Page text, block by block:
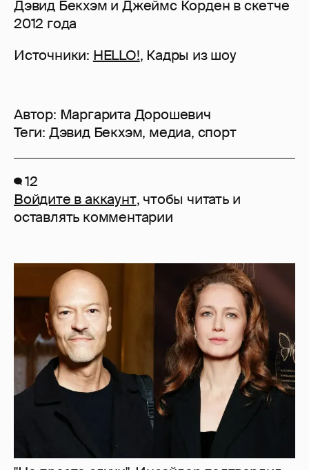
Дэвид Бекхэм и Джеймс Корден в скетче
2012 года
Источники: HELLO!, Кадры из шоу
Автор: Маргарита Дорошевич
Теги: Дэвид Бекхэм, медиа, спорт
12
Войдите в аккаунт, чтобы читать и
оставлять комментарии